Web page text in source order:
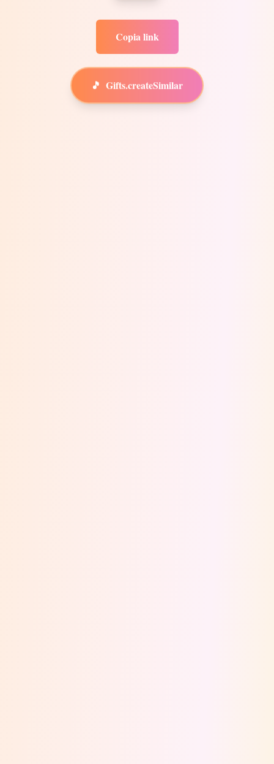
Copia link
🎵 Gifts.createSimilar